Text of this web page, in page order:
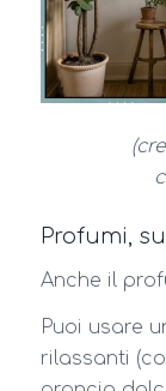
Profumi,
Anche il
Puoi usare
rilassanti